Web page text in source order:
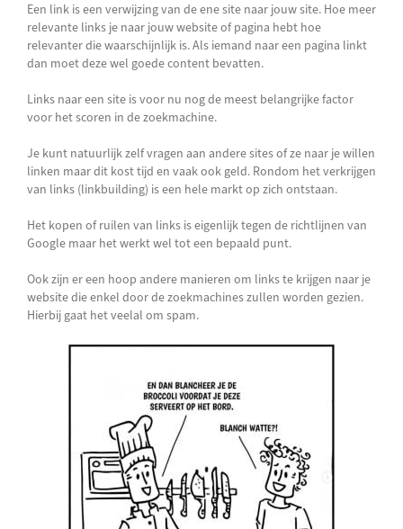
Een link is een verwijzing van de ene site naar jouw site. Hoe meer
relevante links je naar jouw website of pagina hebt hoe
relevanter die waarschijnlijk is. Als iemand naar een pagina linkt
dan moet deze wel goede content bevatten.
Links naar een site is voor nu nog de meest belangrijke factor
voor het scoren in de zoekmachine.
Je kunt natuurlijk zelf vragen aan andere sites of ze naar je willen
linken maar dit kost tijd en vaak ook geld. Rondom het verkrijgen
van links (linkbuilding) is een hele markt op zich ontstaan.
Het kopen of ruilen van links is eigenlijk tegen de richtlijnen van
Google maar het werkt wel tot een bepaald punt.
Ook zijn er een hoop andere manieren om links te krijgen naar je
website die enkel door de zoekmachines zullen worden gezien.
Hierbij gaat het veelal om spam.